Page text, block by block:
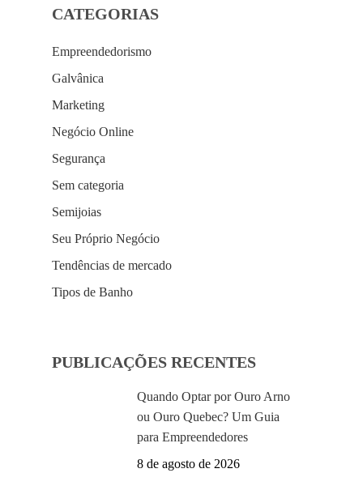
CATEGORIAS
Empreendedorismo
Galvânica
Marketing
Negócio Online
Segurança
Sem categoria
Semijoias
Seu Próprio Negócio
Tendências de mercado
Tipos de Banho
PUBLICAÇÕES RECENTES
Quando Optar por Ouro Arno
ou Ouro Quebec? Um Guia
para Empreendedores
8 de agosto de 2026